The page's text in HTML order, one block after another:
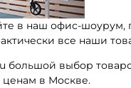
в наш офис-шоурум,
все наши
большой выбор
ценам в Москве.